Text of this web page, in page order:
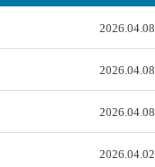
2026.04.08
2026.04.08
2026.04.08
2026.04.02